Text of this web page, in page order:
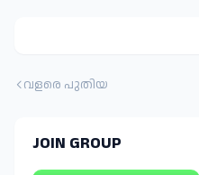
വളരെ പുതിയ
JOIN GROUP